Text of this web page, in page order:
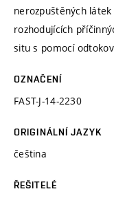
nerozpuštěných
rozhodujících
situ s pomocí
OZNAČENÍ
FAST-J-14-2230
ORIGINÁLNÍ JAZYK
čeština
ŘEŠITELÉ